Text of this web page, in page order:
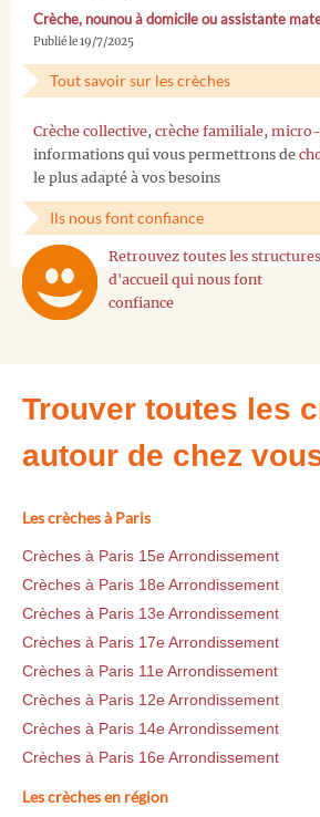
Crèche, nounou à domicile ou assistante
Publié le 19/7/2025
Tout savoir sur les crèches
Crèche collective, crèche familiale, micro-
informations qui vous permettrons de
le plus adapté à vos besoins
Ils nous font confiance
Retrouvez toutes les structures
d'accueil qui nous font
confiance
Trouver toutes les
autour de chez
Les crèches à Paris
Crèches à Paris 15e Arrondissement
Crèches à Paris 18e Arrondissement
Crèches à Paris 13e Arrondissement
Crèches à Paris 17e Arrondissement
Crèches à Paris 11e Arrondissement
Crèches à Paris 12e Arrondissement
Crèches à Paris 14e Arrondissement
Crèches à Paris 16e Arrondissement
Les crèches en région